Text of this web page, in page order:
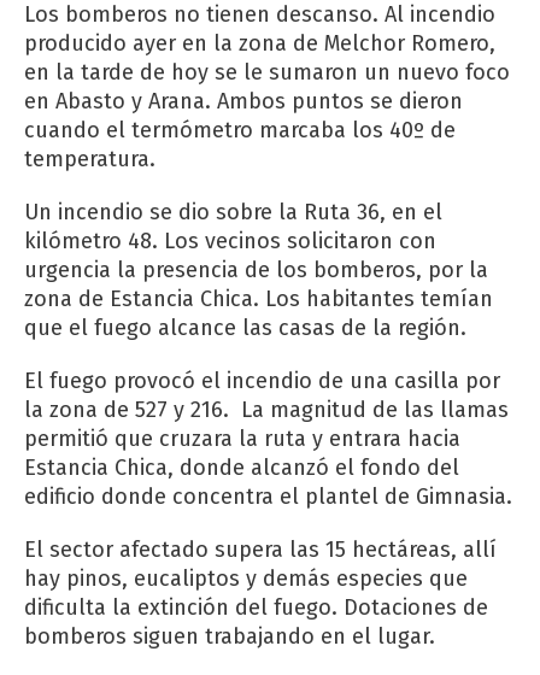
Los bomberos no tienen descanso. Al incendio
producido ayer en la zona de Melchor Romero,
en la tarde de hoy se le sumaron un nuevo foco
en Abasto y Arana. Ambos puntos se dieron
cuando el termómetro marcaba los 40º de
temperatura.
Un incendio se dio sobre la Ruta 36, en el
kilómetro 48. Los vecinos solicitaron con
urgencia la presencia de los bomberos, por la
zona de Estancia Chica. Los habitantes temían
que el fuego alcance las casas de la región.
El fuego provocó el incendio de una casilla por
la zona de 527 y 216. La magnitud de las llamas
permitió que cruzara la ruta y entrara hacia
Estancia Chica, donde alcanzó el fondo del
edificio donde concentra el plantel de Gimnasia.
El sector afectado supera las 15 hectáreas, allí
hay pinos, eucaliptos y demás especies que
dificulta la extinción del fuego. Dotaciones de
bomberos siguen trabajando en el lugar.